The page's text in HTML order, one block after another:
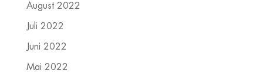
August 2022
Juli 2022
Juni 2022
Mai 2022